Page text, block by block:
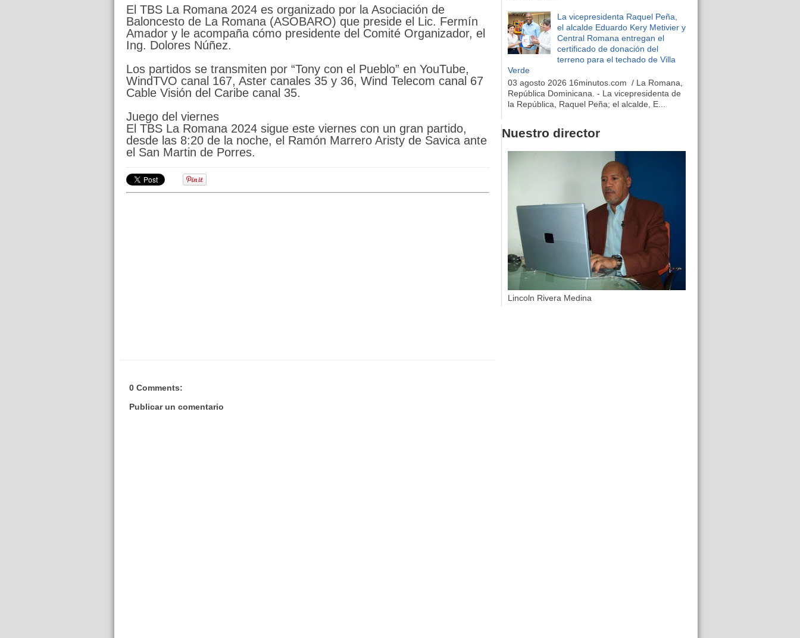
El TBS La Romana 2024 es organizado por la Asociación de
Baloncesto de La Romana (ASOBARO) que preside el Lic. Fermín
Amador y le acompaña cómo presidente del Comité Organizador, el
Ing. Dolores Núñez.
Los partidos se transmiten por “Tony con el Pueblo” en YouTube,
WindTVO canal 167, Aster canales 35 y 36, Wind Telecom canal 67
Cable Visión del Caribe canal 35.
Juego del viernes
El TBS La Romana 2024 sigue este viernes con un gran partido,
desde las 8:20 de la noche, el Ramón Marrero Aristy de Savica ante
el San Martin de Porres.
0 Comments:
Publicar un comentario
La vicepresidenta Raquel Peña,
el alcalde Eduardo Kery Metivier y
Central Romana entregan el
certificado de donación del
terreno para el techado de Villa
Verde
03 agosto 2026 16minutos.com / La Romana,
República Dominicana. - La vicepresidenta de
la República, Raquel Peña; el alcalde, E...
Nuestro director
Lincoln Rivera Medina